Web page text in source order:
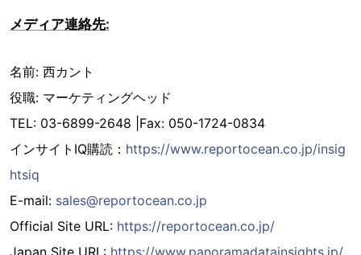
メディア連絡先:
名前: 西カント
役職: マーケティングヘッド
TEL: 03-6899-2648 |Fax: 050-1724-0834
インサイトIQ購読： https://www.reportocean.co.jp/insig
htsiq
E-mail: sales@reportocean.co.jp
Official Site URL: https://reportocean.co.jp/